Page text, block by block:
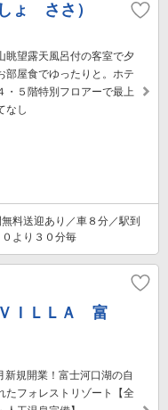
ょ ささ）
眺望露天風呂付の客室で夕
部屋食でゆったりと。ホテ
・５階特別フロアーで最上
なし
料送迎あり／車８分／駅到
より３０分毎
ＩＬＬＡ 富
新規開業！富士河口湖の自
たフォレストリゾート【全